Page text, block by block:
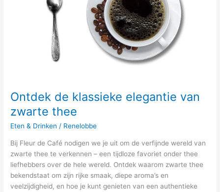
Ontdek de klassieke elegantie van
zwarte thee
Eten & Drinken / Renelobbe
Bij Fleur de Café nodigen we je uit om de verfijnde wereld van
zwarte thee te verkennen – een tijdloze favoriet onder thee
liefhebbers over de hele wereld. Ontdek waarom zwarte thee
bekendstaat om zijn rijke smaak, diepe aroma’s en
veelzijdigheid, en hoe je kunt genieten van een authentieke